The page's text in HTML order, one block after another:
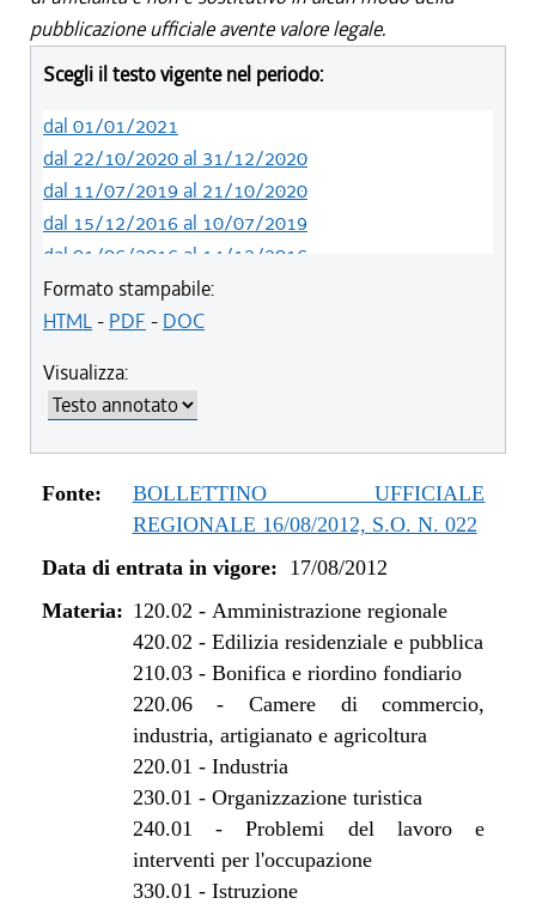
pubblicazione ufficiale avente valore legale.
Scegli il testo vigente nel periodo:
dal 01/01/2021
dal 22/10/2020 al 31/12/2020
dal 11/07/2019 al 21/10/2020
dal 15/12/2016 al 10/07/2019
dal 01/06/2016 al 14/12/2016
dal 26/02/2016 al 31/05/2016
dal 01/07/2015 al 25/02/2016
dal 20/11/2014 al 06/01/2015
dal 11/04/2014 al 19/11/2014
dal 12/12/2013 al 10/04/2014
dal 16/11/2013 al 11/12/2013
dal 01/08/2013 al 15/11/2013
dal 29/12/2012 al 06/01/2013
dal 17/08/2012 al 28/12/2012
Formato stampabile:
HTML- PDF - DOC
Visualizza:
Fonte:
BOLLETTINO UFFICIALE
REGIONALE 16/08/2012, S.O. N. 022
Data di entrata in vigore: 17/08/2012
Materia: 120.02 - Amministrazione regionale
420.02 - Edilizia residenziale e pubblica
210.03- Bonifica e riordino fondiario
220.06-Camere di commercio,
industria, artigianato e agricoltura
220.01 - Industria
230.01 - Organizzazione turistica
240.01 -Problemi del lavoro e
interventi per l'occupazione
330.01 - Istruzione